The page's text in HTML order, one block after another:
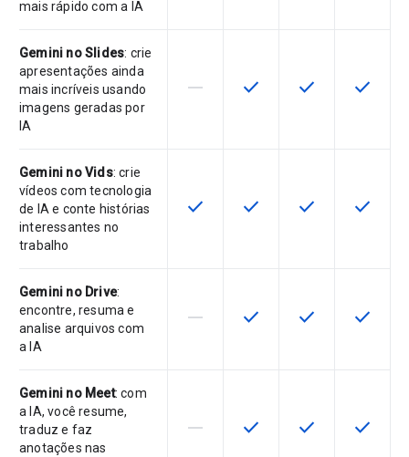
mais rápido com a IA
Gemini no Slides: crie
apresentações ainda
mais incríveis usando
imagens geradas por
IA
Este recurso não é compatível
horizontal_rule Este recurso está
check Este recurso
check Este
check
Gemini no Vids: crie
vídeos com tecnologia
de IA e conte histórias
interessantes no
trabalho
Este recurso está disponível para
check Este recurso está
check Este recurso
check Este
check
Gemini no Drive:
encontre, resuma e
analise arquivos com
a IA
Este recurso não é compatível
horizontal_rule Este recurso está
check Este recurso
check Este
check
Gemini no Meet: com
a IA, você resume,
traduz e faz
anotações nas
Este recurso não é compatível
horizontal_rule Este recurso está
check Este recurso
check Este
check